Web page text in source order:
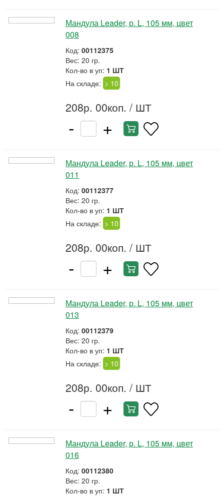
Мандула Leader, р. L, 105 мм, цвет
008
Код: 00112375
Вес: 20 гр.
Кол-во в уп: 1 ШТ
На складе: > 10
208р. 00коп. / ШТ
- +
Мандула Leader, р. L, 105 мм, цвет
011
Код: 00112377
Вес: 20 гр.
Кол-во в уп: 1 ШТ
На складе: > 10
208р. 00коп. / ШТ
- +
Мандула Leader, р. L, 105 мм, цвет
013
Код: 00112379
Вес: 20 гр.
Кол-во в уп: 1 ШТ
На складе: > 10
208р. 00коп. / ШТ
- +
Мандула Leader, р. L, 105 мм, цвет
016
Код: 00112380
Вес: 20 гр.
Кол-во в уп: 1 ШТ